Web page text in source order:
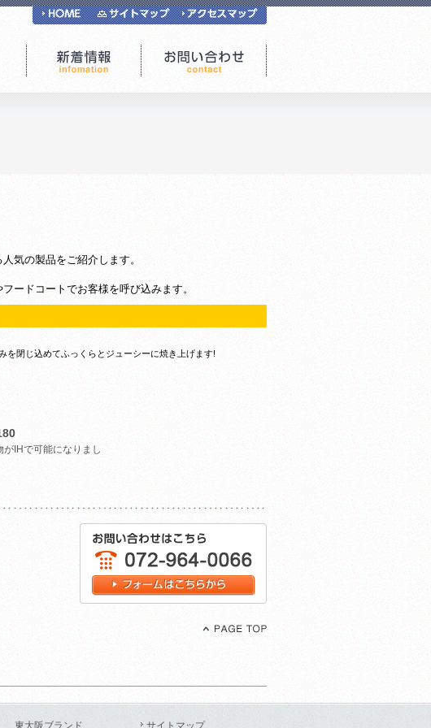
気の製品をご紹介します。
ードコートでお客様を呼び込みます。
を閉じ込めてふっくらとジューシーに焼き上げます!
がIHで可能になりまし
東大阪ブランド サイトマップ